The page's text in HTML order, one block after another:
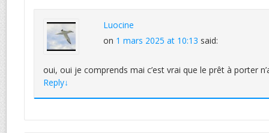
Luocine
on 1 mars 2025 at 10:13 said:
oui, oui je comprends mai c’est vrai que le prêt à porter
Reply↓